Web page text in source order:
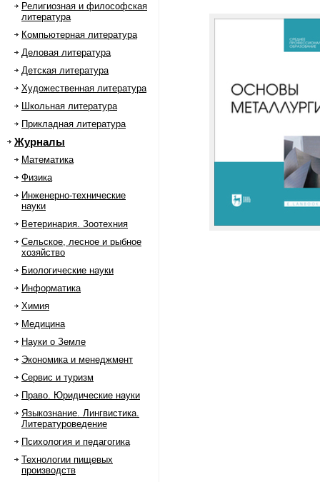
Религиозная и философская
литература
Компьютерная литература
Деловая литература
Детская литература
Художественная литература
Школьная литература
Прикладная литература
Журналы
Математика
Физика
Инженерно-технические
науки
Ветеринария. Зоотехния
Сельское, лесное и рыбное
хозяйство
Биологические науки
Информатика
Химия
Медицина
Науки о Земле
Экономика и менеджмент
Сервис и туризм
Право. Юридические науки
Языкознание. Лингвистика.
Литературоведение
Психология и педагогика
Технологии пищевых
производств